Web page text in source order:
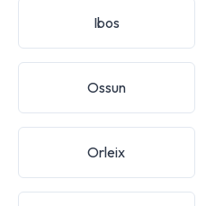
Ibos
Ossun
Orleix